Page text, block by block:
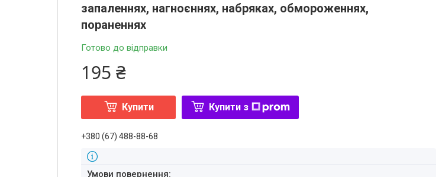
запаленнях, нагноєннях, набряках, обмороженнях,
пораненнях
Готово до відправки
195 ₴
Купити Купити з
+380 (67) 488-88-68